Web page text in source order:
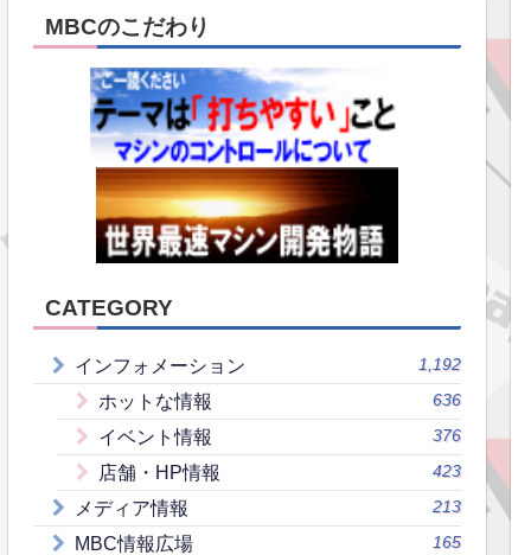
MBCのこだわり
CATEGORY
インフォメーション 1,192
ホットな情報 636
イベント情報 376
店舗・HP情報 423
メディア情報 213
MBC情報広場 165